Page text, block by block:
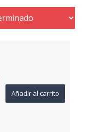
Añadir al carrito